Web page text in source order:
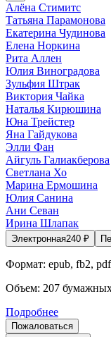
Алёна Стимитс
Татьяна Парамонова
Екатерина Чудинова
Елена Норкина
Рита Аллен
Юлия Виноградова
Зульфия Штрак
Виктория Чайка
Наталья Кирюшина
Юна Трейстер
Яна Гайдукова
Элли Фан
Айгуль Галиакберова
Светлана Хо
Марина Ермошина
Юлия Санина
Ани Севан
Ирина Шлапак
Электронная240 ₽
Формат: epub, fb2,
Объем: 207
Подробнее
Пожаловаться